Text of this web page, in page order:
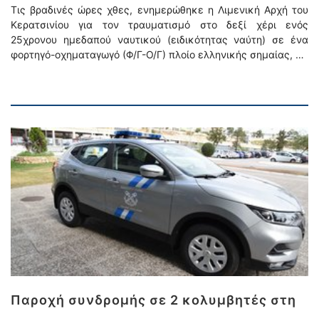
Τις βραδινές ώρες χθες, ενημερώθηκε η Λιμενική Αρχή του
Κερατσινίου για τον τραυματισμό στο δεξί χέρι ενός
25χρονου ημεδαπού ναυτικού (ειδικότητας ναύτη) σε ένα
φορτηγό-οχηματαγωγό (Φ/Γ-Ο/Γ) πλοίο ελληνικής σημαίας, …
Παροχή συνδρομής σε 2 κολυμβητές στη